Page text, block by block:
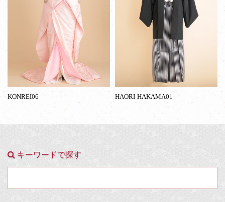
KONREI06 HAORI-HAKAMA01
キーワードで探す